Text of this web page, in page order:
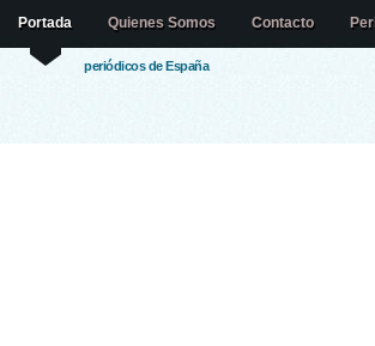
periódicos de España
Portada Quienes Somos Contacto